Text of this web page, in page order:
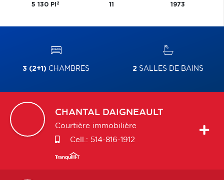
5 130 PI 2
11
1973
3 (2+1) CHAMBRES 2 SALLES DE BAINS
CHANTAL DAIGNEAULT
Courtière immobilière
Cell.: 514-816-1912